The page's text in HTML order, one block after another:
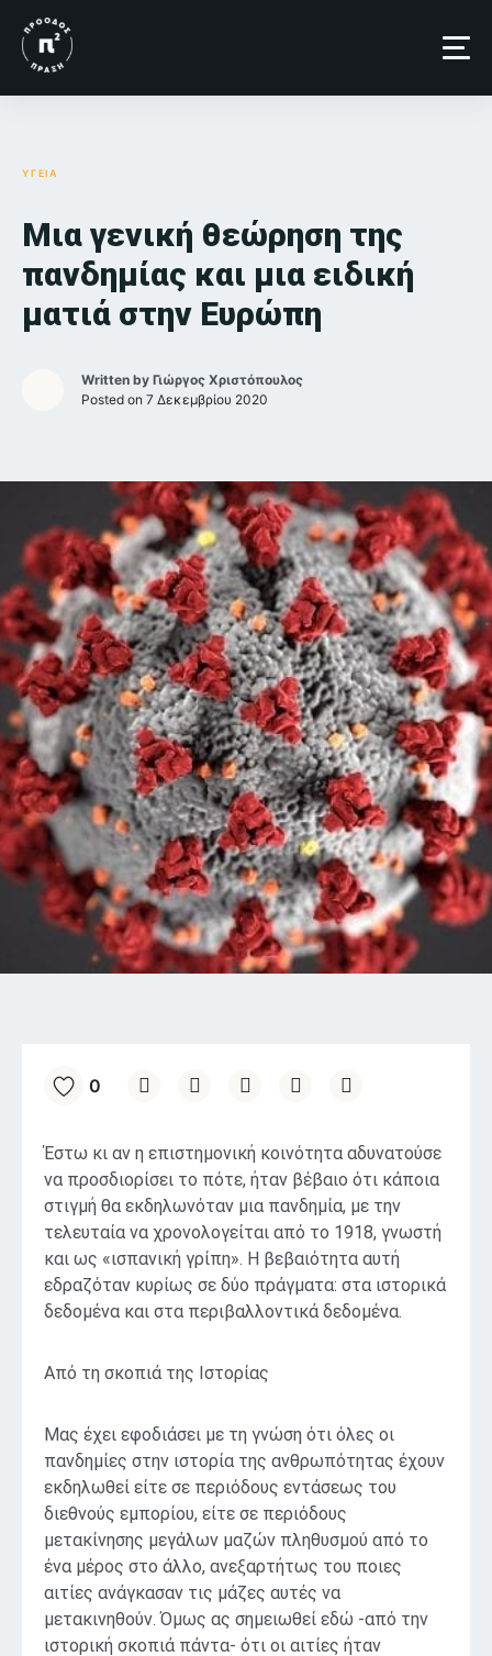
content
ΥΓΕΙΑ
Μια γενική θεώρηση της
πανδημίας και μια ειδική
ματιά στην Ευρώπη
Written by Γιώργος Χριστόπουλος
Posted on 7 Δεκεμβρίου 2020
0
Έστω κι αν η επιστημονική κοινότητα αδυνατούσε
να προσδιορίσει το πότε, ήταν βέβαιο ότι κάποια
στιγμή θα εκδηλωνόταν μια πανδημία, με την
τελευταία να χρονολογείται από το 1918, γνωστή
και ως «ισπανική γρίπη». Η βεβαιότητα αυτή
εδραζόταν κυρίως σε δύο πράγματα: στα ιστορικά
δεδομένα και στα περιβαλλοντικά δεδομένα.
Aπό τη σκοπιά της Ιστορίας
Μας έχει εφοδιάσει με τη γνώση ότι όλες οι
πανδημίες στην ιστορία της ανθρωπότητας έχουν
εκδηλωθεί είτε σε περιόδους εντάσεως του
διεθνούς εμπορίου, είτε σε περιόδους
μετακίνησης μεγάλων μαζών πληθυσμού από το
ένα μέρος στο άλλο, ανεξαρτήτως του ποιες
αιτίες ανάγκασαν τις μάζες αυτές να
μετακινηθούν. Όμως ας σημειωθεί εδώ -από την
ιστορική σκοπιά πάντα- ότι οι αιτίες ήταν